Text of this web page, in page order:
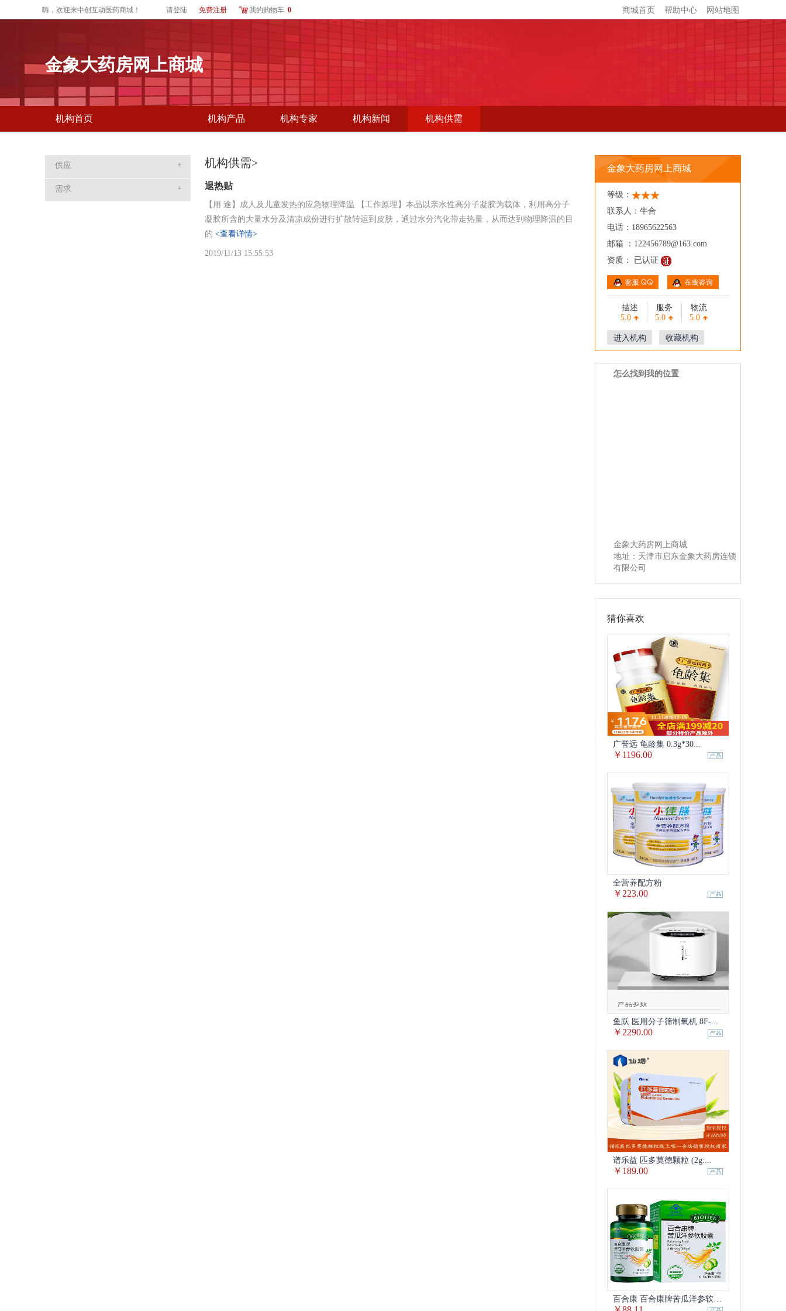
嗨，欢迎来中创互动医药商城 ！ 请登陆 免费注册 我的购物车 0 商城首页 帮助中心 网站地图
金象大药房网上商城
机构首页 机构产品 机构专家 机构新闻 机构供需
供应 +
需求 +
机构供需>
退热贴
【用 途】成人及儿童发热的应急物理降温 【工作原理】本品以亲水性高分子凝胶为载体，利用高分子
凝胶所含的大量水分及清凉成份进行扩散转运到皮肤，通过水分汽化带走热量，从而达到物理降温的目
的 <查看详情>
2019/11/13 15:55:53
金象大药房网上商城
等级：
联系人：牛合
电话：18965622563
邮箱 ：122456789@163.com
资质： 已认证
描述
5.0
服务
5.0
物流
5.0
进入机构 收藏机构
怎么找到我的位置
金象大药房网上商城
地址：天津市启东金象大药房连锁
有限公司
猜你喜欢
广誉远 龟龄集 0.3g*30...
￥1196.00
全营养配方粉
￥223.00
鱼跃 医用分子筛制氧机 8F-...
￥2290.00
谱乐益 匹多莫德颗粒 (2g:...
￥189.00
百合康 百合康牌苦瓜洋参软胶囊...